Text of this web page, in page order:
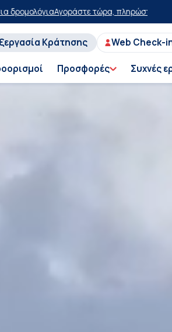
αργότερα με έκπτωση 15 ευρώ!50%
Κράτησης Web Check-
Προσφορές Συχνές